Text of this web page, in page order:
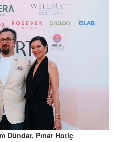
Dündar, Pınar Hotiç